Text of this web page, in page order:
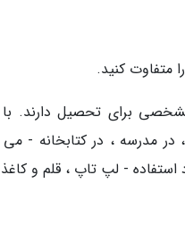
متفاوت کنید.
برای تحصیل دارند.
مدرسه ، در کتابخانه -
استفاده - لپ تاپ ، قلم و